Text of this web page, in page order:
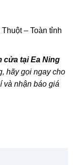
– Toàn tỉnh
cửa tại Ea Ning
hãy gọi ngay cho
và nhận báo giá